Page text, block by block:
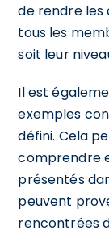
de rendre les
tous les
soit leur
Il est
exemples
défini. Cela
comprendre
présentés
peuvent
rencontrées